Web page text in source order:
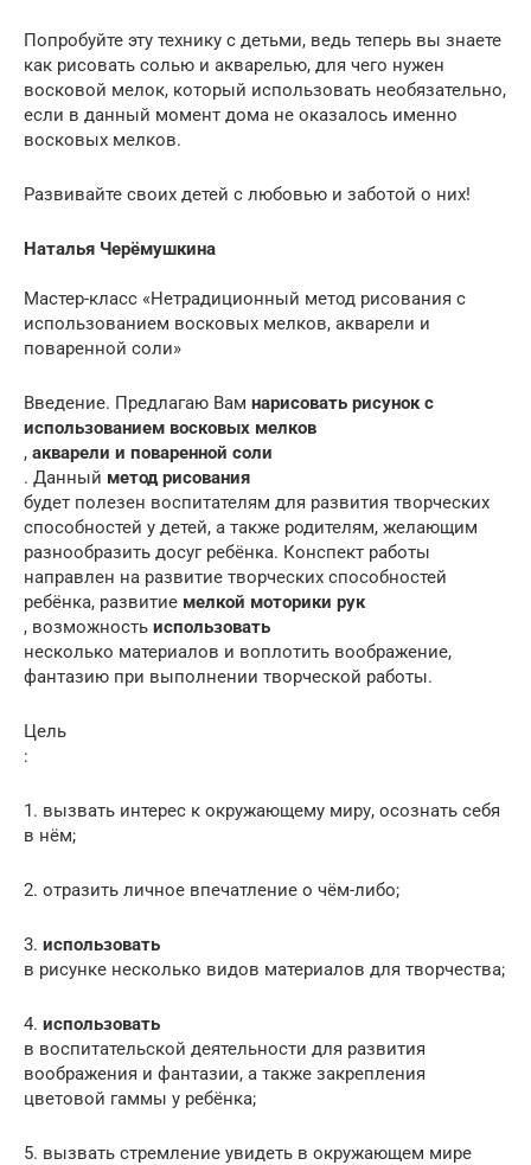
Попробуйте эту технику с детьми, ведь теперь вы знаете
как рисовать солью и акварелью, для чего нужен
восковой мелок, который использовать необязательно,
если в данный момент дома не оказалось именно
восковых мелков.
Развивайте своих детей с любовью и заботой о них!
Наталья Черёмушкина
Мастер-класс «Нетрадиционный метод рисования с
использованием восковых мелков, акварели и
поваренной соли»
Введение. Предлагаю Вам нарисовать рисунок с
использованием восковых мелков
, акварели и поваренной соли
. Данный метод рисования
будет полезен воспитателям для развития творческих
способностей у детей, а также родителям, желающим
разнообразить досуг ребёнка. Конспект работы
направлен на развитие творческих способностей
ребёнка, развитие мелкой моторики рук
, возможность использовать
несколько материалов и воплотить воображение,
фантазию при выполнении творческой работы.
Цель
:
1. вызвать интерес к окружающему миру, осознать себя
в нём;
2. отразить личное впечатление о чём-либо;
3. использовать
в рисунке несколько видов материалов для творчества;
4. использовать
в воспитательской деятельности для развития
воображения и фантазии, а также закрепления
цветовой гаммы у ребёнка;
5. вызвать стремление увидеть в окружающем мире